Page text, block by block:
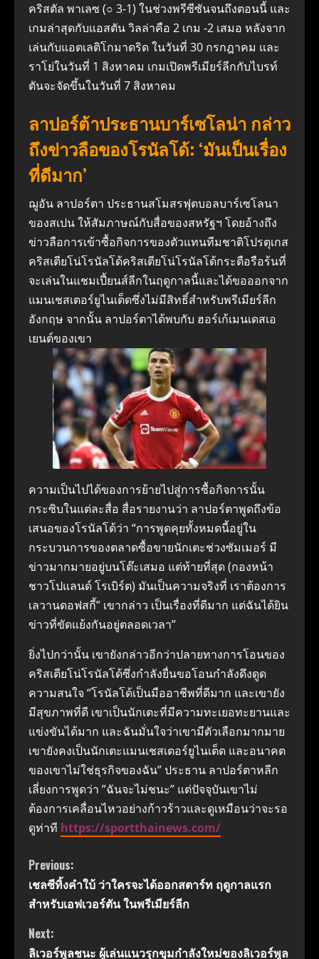
คริสตัล พาเลซ (○ 3-1) ในช่วงพรีซีซันจนถึงตอนนี้ และ
เกมล่าสุดกับแอสตัน วิลล่าคือ 2 เกม -2 เสมอ หลังจาก
เล่นกับแอตเลติโกมาดริด ในวันที่ 30 กรกฎาคม และ
ราโย่ในวันที่ 1 สิงหาคม เกมเปิดพรีเมียร์ลีกกับไบรท์
ตันจะจัดขึ้นในวันที่ 7 สิงหาคม
ลาปอร์ต้าประธานบาร์เซโลน่า กล่าว
ถึงข่าวลือของโรนัลโด้: ‘มันเป็นเรื่อง
ที่ดีมาก’
ฌูอัน ลาปอร์ตา ประธานสโมสรฟุตบอลบาร์เซโลนา
ของสเปน ให้สัมภาษณ์กับสื่อของสหรัฐฯ โดยอ้างถึง
ข่าวลือการเข้าซื้อกิจการของตัวแทนทีมชาติโปรตุเกส
คริสเตียโน่โรนัลโด้คริสเตียโน่โรนัลโด้กระตือรือร้นที่
จะเล่นในแชมเปี้ยนส์ลีกในฤดูกาลนี้และได้ขอออกจาก
แมนเชสเตอร์ยูไนเต็ดซึ่งไม่มีสิทธิ์สำหรับพรีเมียร์ลีก
อังกฤษ จากนั้น ลาปอร์ตาได้พบกับ ฮอร์เก้เมนเดสเอ
เยนต์ของเขา
ความเป็นไปได้ของการย้ายไปสู่การซื้อกิจการนั้น
กระซิบในแต่ละสื่อ สื่อรายงานว่า ลาปอร์ตาพูดถึงข้อ
เสนอของโรนัลโด้ว่า “การพูดคุยทั้งหมดนี้อยู่ใน
กระบวนการของตลาดซื้อขายนักเตะช่วงซัมเมอร์ มี
ข่าวมากมายอยู่บนโต๊ะเสมอ แต่ท้ายที่สุด (กองหน้า
ชาวโปแลนด์ โรเบิร์ต) มันเป็นความจริงที่ เราต้องการ
เลวานดอฟสกี้” เขากล่าว เป็นเรื่องที่ดีมาก แต่ฉันได้ยิน
ข่าวที่ขัดแย้งกันอยู่ตลอดเวลา”
ยิ่งไปกว่านั้น เขายังกล่าวอีกว่าปลายทางการโอนของ
คริสเตียโน่โรนัลโด้ซึ่งกำลังยื่นขอโอนกำลังดึงดูด
ความสนใจ “โรนัลโด้เป็นมืออาชีพที่ดีมาก และเขายัง
มีสุขภาพที่ดี เขาเป็นนักเตะที่มีความทะเยอทะยานและ
แข่งขันได้มาก และฉันมั่นใจว่าเขามีตัวเลือกมากมาย
เขายังคงเป็นนักเตะแมนเชสเตอร์ยูไนเต็ด และอนาคต
ของเขาไม่ใช่ธุรกิจของฉัน” ประธาน ลาปอร์ตาหลีก
เลี่ยงการพูดว่า ”ฉันจะไม่ชนะ” แต่ปัจจุบันเขาไม่
ต้องการเคลื่อนไหวอย่างก้าวร้าวและดูเหมือนว่าจะรอ
ดูท่าที https://sportthainews.com/
Continue
Reading
Previous:
เชลซีทิ้งคำใบ้ ว่าใครจะได้ออกสตาร์ท ฤดูกาลแรก
สำหรับเอฟเวอร์ตัน ในพรีเมียร์ลีก
Next:
ลิเวอร์พูลชนะ ผู้เล่นแนวรุกขุมกำลังใหม่ของลิเวอร์พูล